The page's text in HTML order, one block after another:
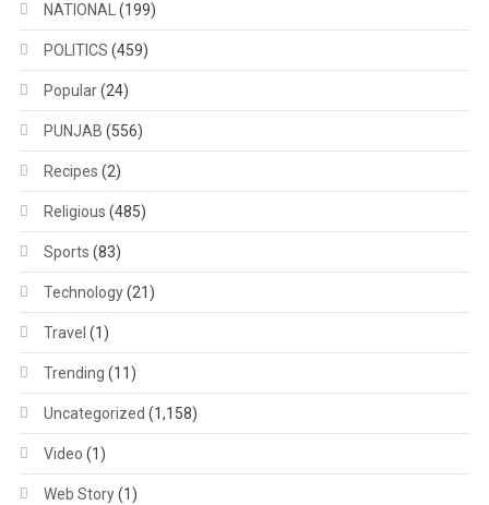
NATIONAL(199)
POLITICS (459)
Popular(24)
PUNJAB (556)
Recipes (2)
Religious (485)
Sports (83)
Technology(21)
Travel (1)
Trending (11)
Uncategorized (1,158)
Video (1)
Web Story(1)